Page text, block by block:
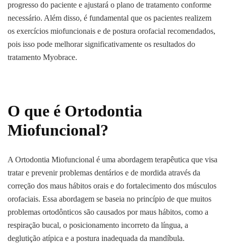
progresso do paciente e ajustará o plano de tratamento conforme
necessário. Além disso, é fundamental que os pacientes realizem
os exercícios miofuncionais e de postura orofacial recomendados,
pois isso pode melhorar significativamente os resultados do
tratamento Myobrace.
O que é Ortodontia
Miofuncional?
A Ortodontia Miofuncional é uma abordagem terapêutica que visa
tratar e prevenir problemas dentários e de mordida através da
correção dos maus hábitos orais e do fortalecimento dos músculos
orofaciais. Essa abordagem se baseia no princípio de que muitos
problemas ortodônticos são causados por maus hábitos, como a
respiração bucal, o posicionamento incorreto da língua, a
deglutição atípica e a postura inadequada da mandíbula.